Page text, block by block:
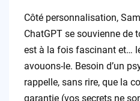
Côté personnalisation,
ChatGPT se souvienne de
est à la fois fascinant et…
avouons-le. Besoin d’un
rappelle, sans rire, que la
garantie (vos secrets ne